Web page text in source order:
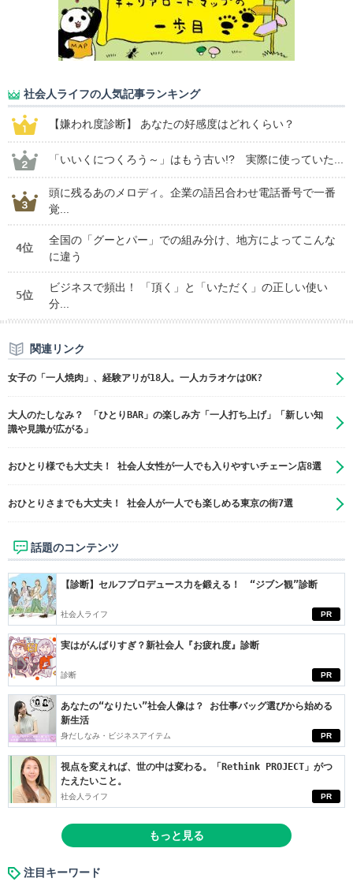
社会人ライフの人気記事ランキング
【嫌われ度診断】 あなたの好感度はどれくらい？
「いいくにつくろう～」はもう古い!? 実際に使っていた...
頭に残るあのメロディ。企業の語呂合わせ電話番号で一番
覚...
4位
全国の「グーとパー」での組み分け、地方によってこんな
に違う
5位
ビジネスで頻出！ 「頂く」と「いただく」の正しい使い
分...
関連リンク
女子の「一人焼肉」、経験アリが18人。一人カラオケはOK?
大人のたしなみ？ 「ひとりBAR」の楽しみ方「一人打ち上げ」「新しい知
識や見識が広がる」
おひとり様でも大丈夫！ 社会人女性が一人でも入りやすいチェーン店8選
おひとりさまでも大丈夫！ 社会人が一人でも楽しめる東京の街7選
話題のコンテンツ
PR
【診断】セルフプロデュース力を鍛える！ “ジブン観”診断
社会人ライフ
PR
実はがんばりすぎ？新社会人『お疲れ度』診断
診断
PR
あなたの“なりたい”社会人像は？ お仕事バッグ選びから始める
新生活
身だしなみ・ビジネスアイテム
PR
視点を変えれば、世の中は変わる。「Rethink PROJECT」がつ
たえたいこと。
社会人ライフ
もっと見る
注目キーワード